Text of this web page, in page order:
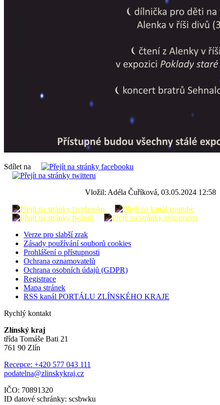
Sdílet na
Vložil: Adéla Čuříková, 03.05.2024 12:58
Verze pro slabší zrak
Zásady používání souborů cookies
Prohlášení o přístupnosti
Ochrana oznamovatelů
Ochrana osobních údajů (GDPR)
Registrace
Mapa stránek
RSS kanál PORTÁLU ZLÍNSKÉHO KRAJE
Rychlý kontakt
Zlínský kraj
třída Tomáše Bati 21
761 90 Zlín
Recepce: +420 577 043 111
podatelna@zlinskykraj.cz
IČO: 70891320
ID datové schránky: scsbwku